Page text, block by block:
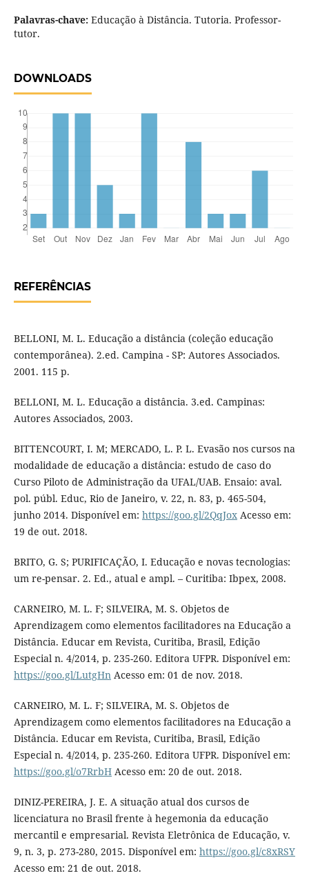
Palavras-chave:Educação à Distância. Tutoria. Professor-
tutor.
DOWNLOADS
REFERÊNCIAS
BELLONI, M. L. Educação a distância (coleção educação
contemporânea). 2.ed. Campina - SP: Autores Associados.
2001. 115 p.
BELLONI, M. L. Educação a distância. 3.ed. Campinas:
Autores Associados, 2003.
BITTENCOURT, I. M; MERCADO, L. P. L. Evasão nos cursos na
modalidade de educação a distância: estudo de caso do
Curso Piloto de Administração da UFAL/UAB. Ensaio: aval.
pol. públ. Educ, Rio de Janeiro, v. 22, n. 83, p. 465-504,
junho 2014. Disponível em: https://goo.gl/2QqJoxAcesso em:
19 de out. 2018.
BRITO, G. S; PURIFICAÇÃO, I. Educação e novas tecnologias:
um re-pensar. 2. Ed., atual e ampl. – Curitiba: Ibpex, 2008.
CARNEIRO, M. L. F; SILVEIRA, M. S. Objetos de
Aprendizagem como elementos facilitadores na Educação a
Distância. Educar em Revista, Curitiba, Brasil, Edição
Especial n. 4/2014, p. 235-260. Editora UFPR. Disponível em:
https://goo.gl/LutgHnAcesso em: 01 de nov. 2018.
CARNEIRO, M. L. F; SILVEIRA, M. S. Objetos de
Aprendizagem como elementos facilitadores na Educação a
Distância. Educar em Revista, Curitiba, Brasil, Edição
Especial n. 4/2014, p. 235-260. Editora UFPR. Disponível em:
https://goo.gl/o7RrbHAcesso em: 20 de out. 2018.
DINIZ-PEREIRA, J. E. A situação atual dos cursos de
licenciatura no Brasil frente à hegemonia da educação
mercantil e empresarial. Revista Eletrônica de Educação, v.
9, n. 3, p. 273-280, 2015. Disponível em: https://goo.gl/c8xRSY
Acesso em: 21 de out. 2018.